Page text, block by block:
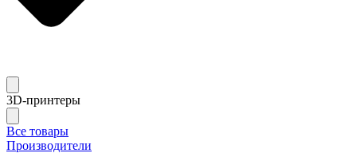
3D-принтеры
Все товары
Производители